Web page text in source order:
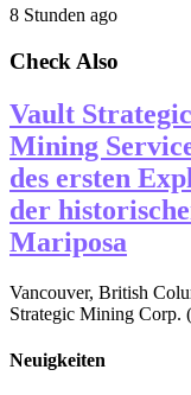
8 Stunden ago
Check Also
Vault
Mining
des ersten
der
Mariposa
Vancouver, British
Strategic Mining Corp.
Neuigkeiten